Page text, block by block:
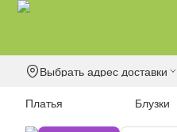
Выбрать адрес доставки
Платья
Блузки